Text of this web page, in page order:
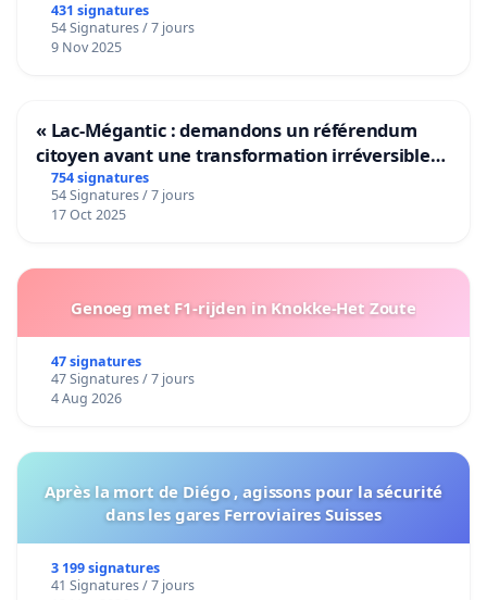
431 signatures
54 Signatures / 7 jours
9 Nov 2025
« Lac-Mégantic : demandons un référendum
citoyen avant une transformation irréversible
de notre territoire »
754 signatures
54 Signatures / 7 jours
17 Oct 2025
Genoeg met F1-rijden in Knokke-Het Zoute
47 signatures
47 Signatures / 7 jours
4 Aug 2026
Après la mort de Diégo , agissons pour la sécurité
dans les gares Ferroviaires Suisses
3 199 signatures
41 Signatures / 7 jours